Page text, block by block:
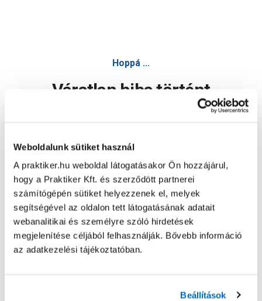
Weboldalunk sütiket használ
A praktiker.hu weboldal látogatásakor Ön hozzájárul,
hogy a Praktiker Kft. és szerződött partnerei
számítógépén sütiket helyezzenek el, melyek
segítségével az oldalon tett látogatásának adatait
webanalitikai és személyre szóló hirdetések
megjelenítése céljából felhasználják. Bővebb információ
az adatkezelési tájékoztatóban.
Beállítások
Hoppá ...
Váratlan hiba történt
Oldal újratöltése